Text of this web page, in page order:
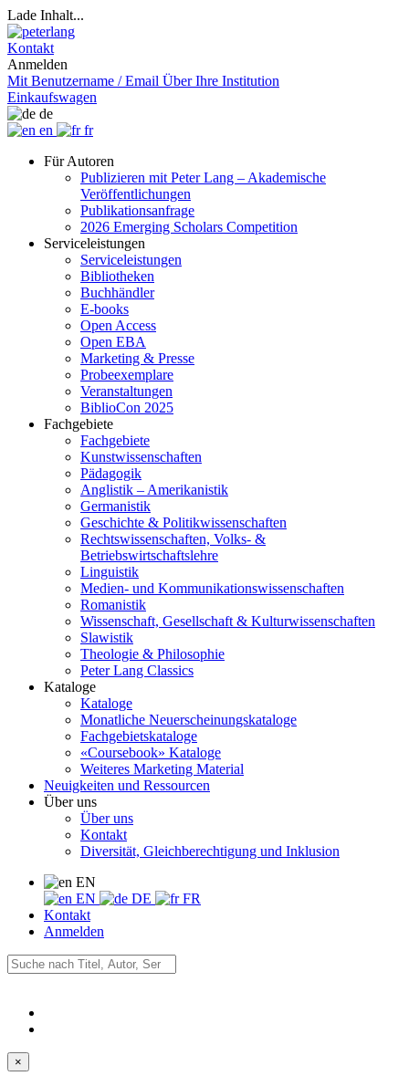
Lade Inhalt...
Kontakt
Anmelden
Mit Benutzername / Email Über Ihre Institution
Einkaufswagen
de
en
fr
Für Autoren
Publizieren mit Peter Lang – Akademische
Veröffentlichungen
Publikationsanfrage
2026 Emerging Scholars Competition
Serviceleistungen
Serviceleistungen
Bibliotheken
Buchhändler
E-books
Open Access
Open EBA
Marketing & Presse
Probeexemplare
Veranstaltungen
BiblioCon 2025
Fachgebiete
Fachgebiete
Kunstwissenschaften
Pädagogik
Anglistik – Amerikanistik
Germanistik
Geschichte & Politikwissenschaften
Rechtswissenschaften, Volks- &
Betriebswirtschaftslehre
Linguistik
Medien- und Kommunikationswissenschaften
Romanistik
Wissenschaft, Gesellschaft & Kulturwissenschaften
Slawistik
Theologie & Philosophie
Peter Lang Classics
Kataloge
Kataloge
Monatliche Neuerscheinungskataloge
Fachgebietskataloge
«Coursebook» Kataloge
Weiteres Marketing Material
Neuigkeiten und Ressourcen
Über uns
Über uns
Kontakt
Diversität, Gleichberechtigung und Inklusion
EN
EN
DE
FR
Kontakt
Anmelden
×